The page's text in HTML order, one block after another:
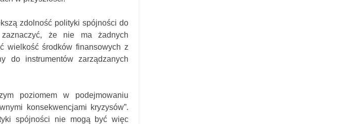
zdolność polityki spójności do
że nie ma żadnych
wielkość środków finansowych z
do instrumentów zarządzanych
poziomem w podejmowaniu
konsekwencjami kryzysów”.
spójności nie mogą być więc